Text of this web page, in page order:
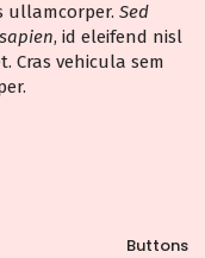
ullamcorper. Sed
, id eleifend nisl
Cras vehicula sem
Buttons